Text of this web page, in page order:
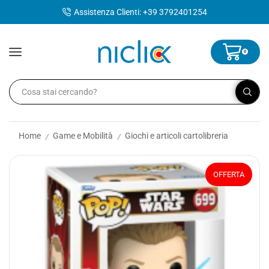
Assistenza Clienti: +39 3792401254
0
Home / Game e Mobilità / Giochi e articoli cartolibreria
OFFERTA